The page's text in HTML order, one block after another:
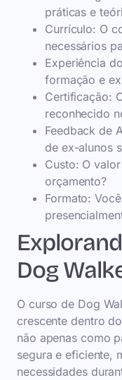
práticas e
Currículo: O
necessários
Experiência
formação e
Certificação:
reconhecido
Feedback de
de ex-alunos
Custo: O
orçamento?
Formato:
Dog
O curso de Dog
crescente dentro
não apenas como
segura e eficiente,
necessidades